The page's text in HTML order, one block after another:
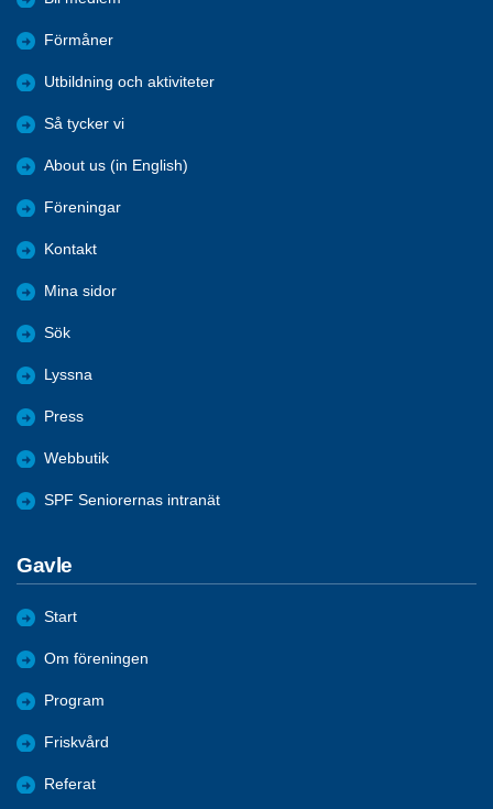
Förmåner
Utbildning och aktiviteter
Så tycker vi
About us (in English)
Föreningar
Kontakt
Mina sidor
Sök
Lyssna
Press
Webbutik
SPF Seniorernas intranät
Gavle
Start
Om föreningen
Program
Friskvård
Referat